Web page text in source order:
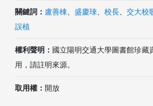
關鍵詞： 盧善棟 盛慶琜 校長 交大校
誤植
權利聲明： 國立陽明交通大學圖書館珍藏
用，請註明來源。
取用權： 開放